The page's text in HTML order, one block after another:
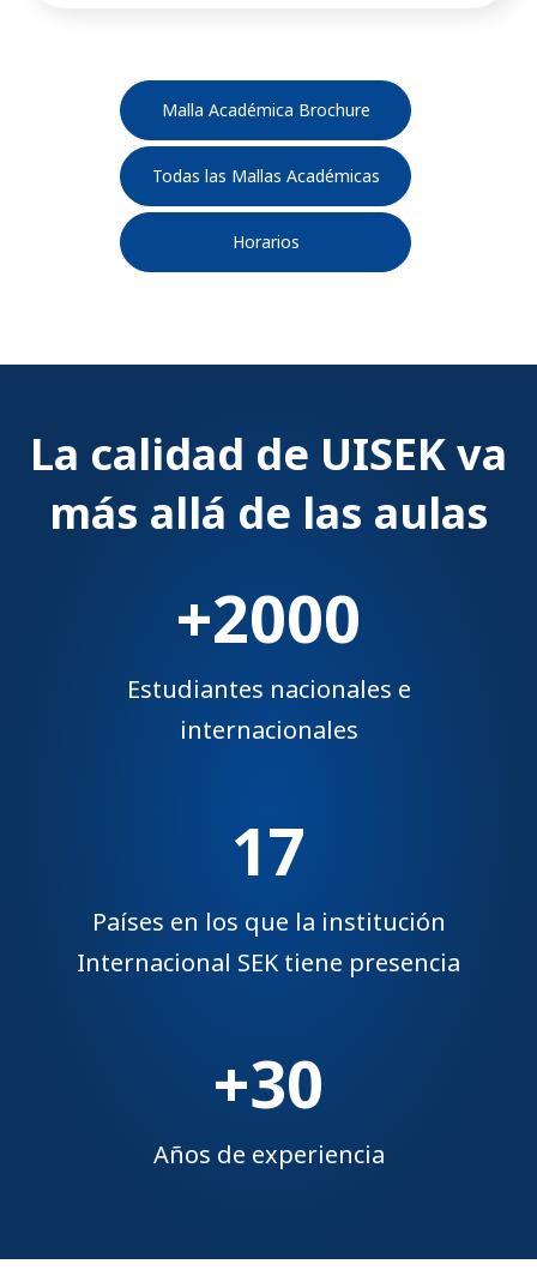
Malla Académica Brochure
Todas las Mallas Académicas
Horarios
La calidad de UISEK va
más allá de las aulas
+2000
Estudiantes nacionales e
internacionales
17
Países en los que la institución
Internacional SEK tiene presencia
+30
Años de experiencia